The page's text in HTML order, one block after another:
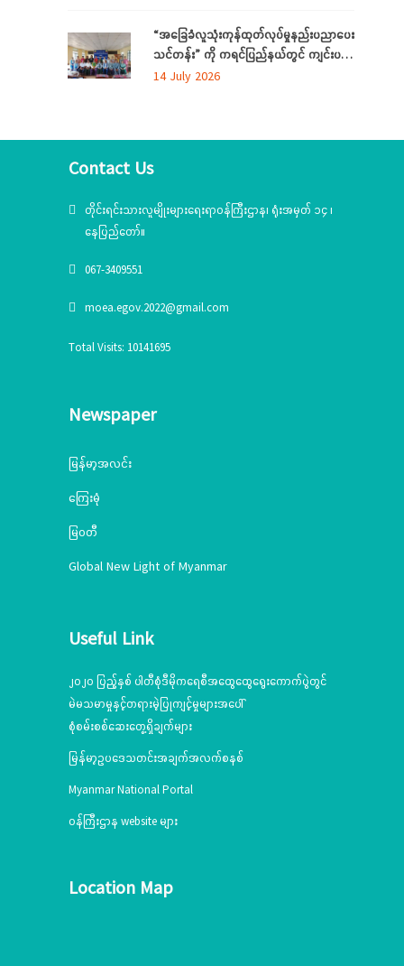
“အခြေခံလူသုံးကုန်ထုတ်လုပ်မှုနည်းပညာပေး
သင်တန်း” ကို ကရင်ပြည်နယ်တွင် ကျင်းပ
ပြုလုပ်
14 July 2026
Contact Us
တိုင်းရင်းသားလူမျိုးများရေးရာဝန်ကြီးဌာန၊ ရုံးအမှတ် ၁၄ ၊
နေပြည်တော်။
067-3409551
moea.egov.2022@gmail.com
Total Visits: 10141695
Newspaper
မြန်မာ့အလင်း
ကြေးမုံ
မြဝတီ
Global New Light of Myanmar
Useful Link
၂၀၂၀ ပြည့်နှစ် ပါတီစုံဒီမိုကရေစီအထွေထွေရွေးကောက်ပွဲတွင်
မဲမသမာမှုနှင့်တရားမဲ့ပြုကျင့်မှုများအပေါ်
စုံစမ်းစစ်ဆေးတွေ့ရှိချက်များ
မြန်မာ့ဥပဒေသတင်းအချက်အလက်စနစ်
Myanmar National Portal
ဝန်ကြီးဌာန website များ
Location Map